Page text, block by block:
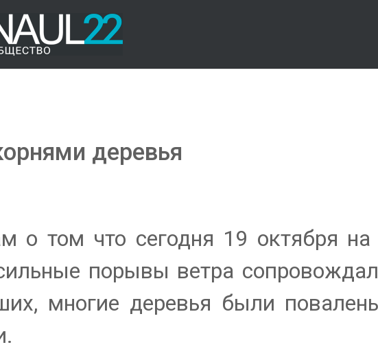
деревья
о том что сегодня 19 октября на
порывы ветра
многие деревья были